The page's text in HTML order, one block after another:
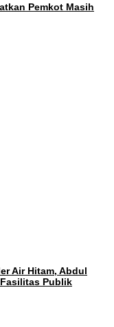
Pemkot Masih
Air Hitam, Abdul
Publik